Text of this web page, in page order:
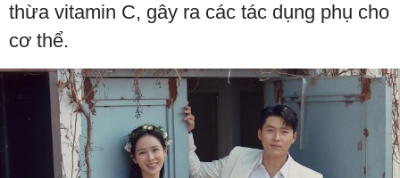
thừa vitamin C, gây ra các tác dụng phụ cho
cơ thể.